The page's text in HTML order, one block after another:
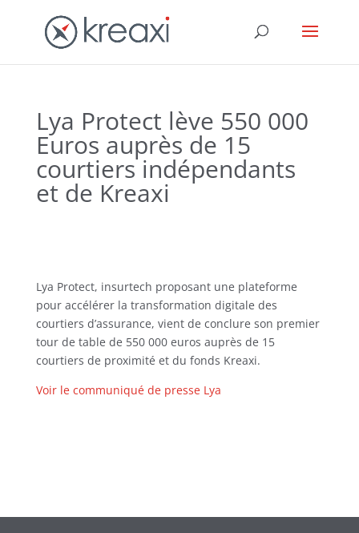
Lya Protect lève 550 000
Euros auprès de 15
courtiers indépendants
et de Kreaxi
Lya Protect, insurtech proposant une plateforme
pour accélérer la transformation digitale des
courtiers d’assurance, vient de conclure son premier
tour de table de 550 000 euros auprès de 15
courtiers de proximité et du fonds Kreaxi.
Voir le communiqué de presse Lya